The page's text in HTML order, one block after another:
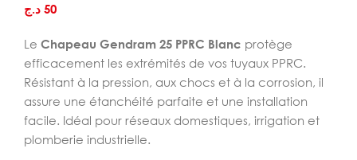
50 د.ج
Le Chapeau Gendram 25 PPRC Blanc protège
efficacement les extrémités de vos tuyaux PPRC.
Résistant à la pression, aux chocs et à la corrosion, il
assure une étanchéité parfaite et une installation
facile. Idéal pour réseaux domestiques, irrigation et
plomberie industrielle.